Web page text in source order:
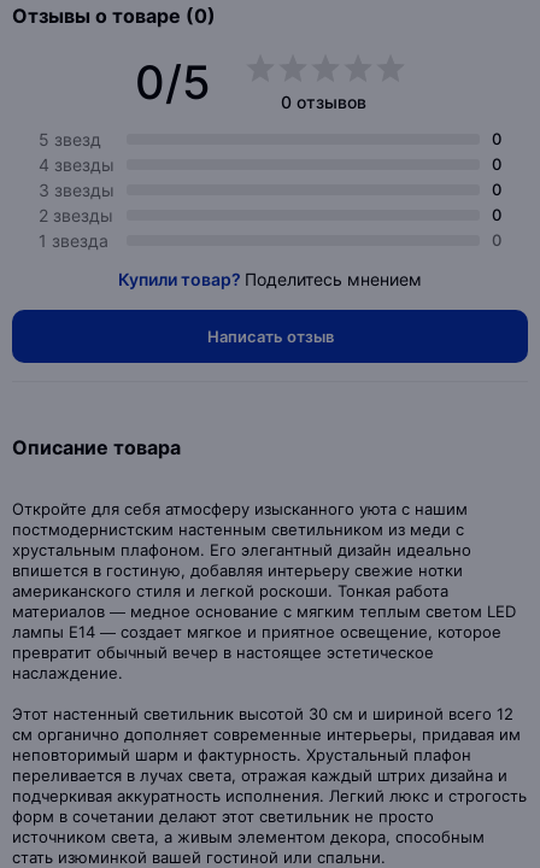
Отзывы о товаре (0)
0/5
0 отзывов
5 звезд
0
4 звезды 0
3 звезды 0
2 звезды 0
1 звезда 0
Купили товар? Поделитесь мнением
Написать отзыв
Описание товара
Откройте для себя атмосферу изысканного уюта с нашим
постмодернистским настенным светильником из меди с
хрустальным плафоном. Его элегантный дизайн идеально
впишется в гостиную, добавляя интерьеру свежие нотки
американского стиля и легкой роскоши. Тонкая работа
материалов — медное основание с мягким теплым светом LED
лампы E14 — создает мягкое и приятное освещение, которое
превратит обычный вечер в настоящее эстетическое
наслаждение.
Этот настенный светильник высотой 30 см и шириной всего 12
см органично дополняет современные интерьеры, придавая им
неповторимый шарм и фактурность. Хрустальный плафон
переливается в лучах света, отражая каждый штрих дизайна и
подчеркивая аккуратность исполнения. Легкий люкс и строгость
форм в сочетании делают этот светильник не просто
источником света, а живым элементом декора, способным
стать изюминкой вашей гостиной или спальни.